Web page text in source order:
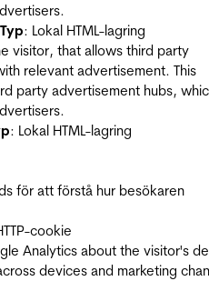
Typ: Lokal HTML-lagring
visitor, that allows third party
relevant advertisement. This
party advertisement hubs,
: Lokal HTML-lagring
för att förstå hur besökaren
cookie
Analytics about the visitor's
devices and marketing